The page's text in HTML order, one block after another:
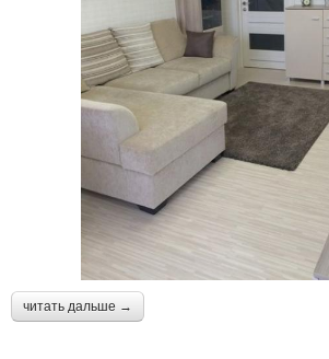
читать дальше →